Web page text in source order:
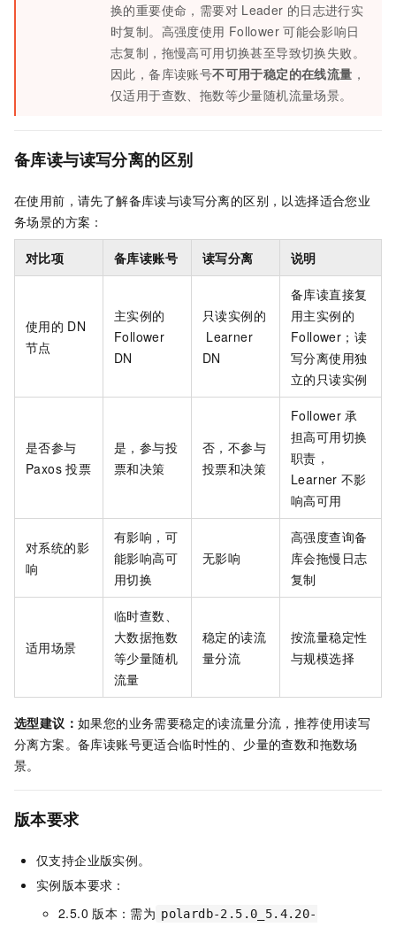
换的重要使命，需要对 Leader 的日志进行实
时复制。高强度使用 Follower 可能会影响日
志复制，拖慢高可用切换甚至导致切换失败。
因此，备库读账号不可用于稳定的在线流量 ，
仅适用于查数、拖数等少量随机流量场景。
备库读与读写分离的区别
在使用前，请先了解备库读与读写分离的区别，以选择适合您业
务场景的方案：
对比项 备库读账号 读写分离 说明
使用的 DN
节点
主实例的
Follower
DN
只读实例的
Learner
DN
备库读直接复
用主实例的
Follower；读
写分离使用独
立的只读实例
是否参与
Paxos 投票
是，参与投
票和决策
否，不参与
投票和决策
Follower 承
担高可用切换
职责，
Learner 不影
响高可用
对系统的影
响
有影响，可
能影响高可
用切换
无影响
高强度查询备
库会拖慢日志
复制
适用场景
临时查数、
大数据拖数
等少量随机
流量
稳定的读流
量分流
按流量稳定性
与规模选择
选型建议： 如果您的业务需要稳定的读流量分流，推荐使用读写
分离方案。备库读账号更适合临时性的、少量的查数和拖数场
景。
版本要求
仅支持企业版实例。
实例版本要求：
2.5.0 版本：需为 polardb-2.5.0_5.4.20-